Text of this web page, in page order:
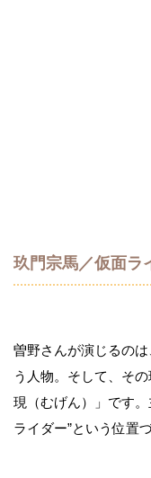
玖門宗馬／仮面ラ
曽野さんが演じるの
う人物。そして、そ
現（むげん）」です
ライダー”という位置